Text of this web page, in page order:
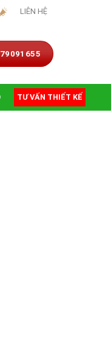
LIÊN HỆ
TƯ VẤN THIẾT KẾ